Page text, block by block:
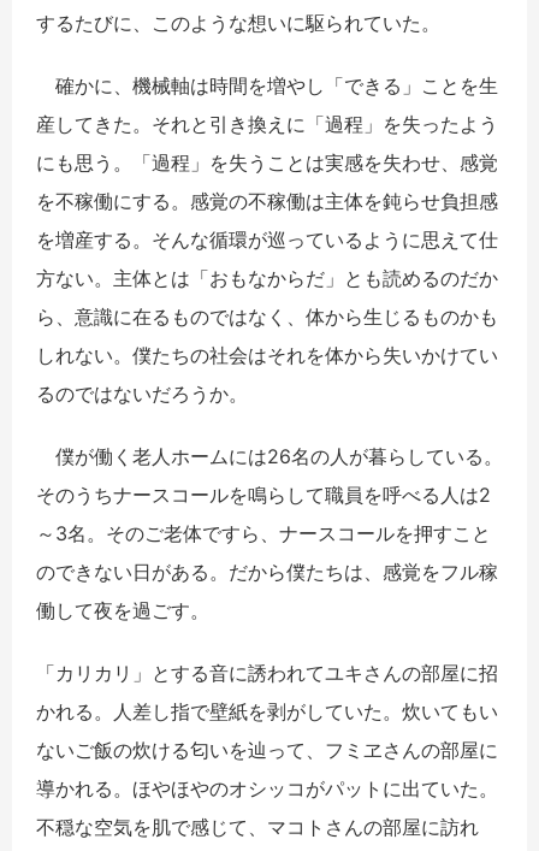
するたびに、このような想いに駆られていた。
確かに、機械軸は時間を増やし「できる」ことを生
産してきた。それと引き換えに「過程」を失ったよう
にも思う。「過程」を失うことは実感を失わせ、感覚
を不稼働にする。感覚の不稼働は主体を鈍らせ負担感
を増産する。そんな循環が巡っているように思えて仕
方ない。主体とは「おもなからだ」とも読めるのだか
ら、意識に在るものではなく、体から生じるものかも
しれない。僕たちの社会はそれを体から失いかけてい
るのではないだろうか。
僕が働く老人ホームには26名の人が暮らしている。
そのうちナースコールを鳴らして職員を呼べる人は2
～3名。そのご老体ですら、ナースコールを押すこと
のできない日がある。だから僕たちは、感覚をフル稼
働して夜を過ごす。
「カリカリ」とする音に誘われてユキさんの部屋に招
かれる。人差し指で壁紙を剥がしていた。炊いてもい
ないご飯の炊ける匂いを辿って、フミヱさんの部屋に
導かれる。ほやほやのオシッコがパットに出ていた。
不穏な空気を肌で感じて、マコトさんの部屋に訪れ